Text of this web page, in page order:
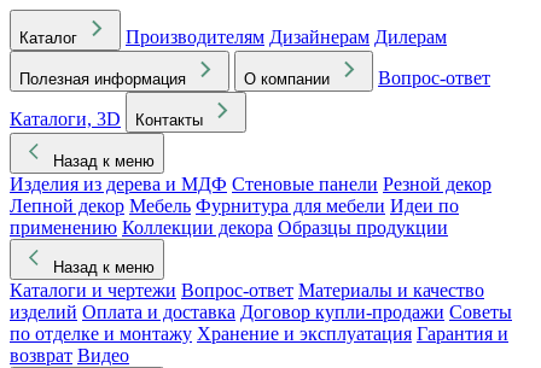
Каталог Производителям Дизайнерам Дилерам
Полезная информация О компании
Вопрос-ответ
Каталоги, 3D
Контакты
Назад к меню
Изделия из дерева и МДФ Стеновые панели Резной декор
Лепной декор Мебель Фурнитура для мебели Идеи по
применению Коллекции декора Образцы продукции
Назад к меню
Каталоги и чертежи Вопрос-ответ Материалы и качество
изделий Оплата и доставка Договор купли-продажи Советы
по отделке и монтажу Хранение и эксплуатация Гарантия и
возврат Видео